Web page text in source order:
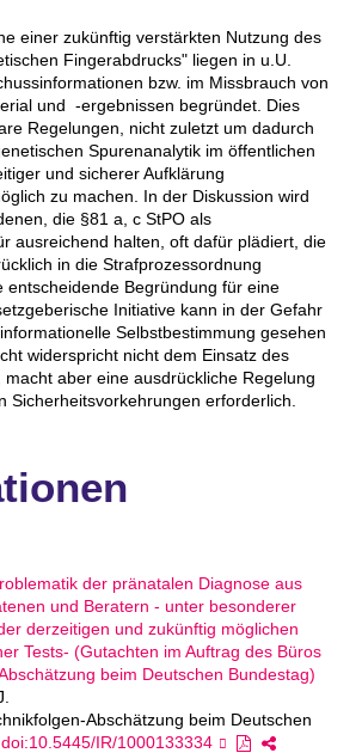
einer zukünftig verstärkten Nutzung des
Fingerabdrucks" liegen in u.U.
bzw. im Missbrauch von
und -ergebnissen begründet. Dies
Regelungen, nicht zuletzt um dadurch
Spurenanalytik im öffentlichen
und sicherer Aufklärung
zu machen. In der Diskussion wird
die §81 a, c StPO als
ausreichend halten, oft dafür plädiert, die
in die Strafprozessordnung
entscheidende Begründung für eine
Initiative kann in der Gefahr
Selbstbestimmung gesehen
widerspricht nicht dem Einsatz des
macht aber eine ausdrückliche Regelung
Sicherheitsvorkehrungen erforderlich.
der pränatalen Diagnose aus
und Beratern - unter besonderer
derzeitigen und zukünftig möglichen
Tests- (Gutachten im Auftrag des Büros
beim Deutschen Bundestag)
Abschätzung beim Deutschen
doi:10.5445/IR/1000133334